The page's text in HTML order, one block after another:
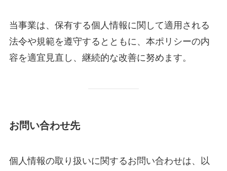
当事業は、保有する個人情報に関して適用される
法令や規範を遵守するとともに、本ポリシーの内
容を適宜見直し、継続的な改善に努めます。
お問い合わせ先
個人情報の取り扱いに関するお問い合わせは、以